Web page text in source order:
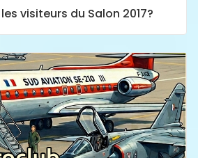
visiteurs du Salon 2017?